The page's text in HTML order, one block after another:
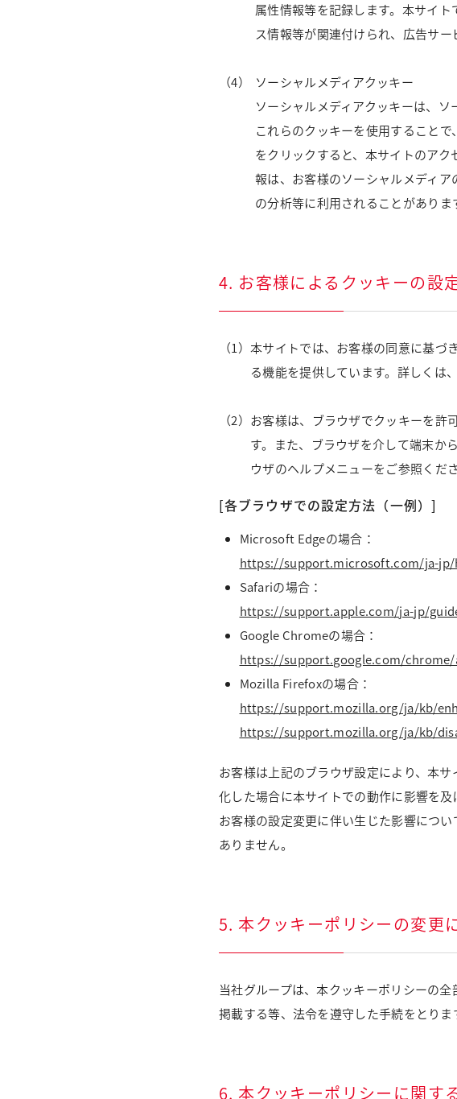
属性情報等を記録します。本サイ
ス情報等が関連付けられ、広告サー
ソーシャルメディアクッキー
ソーシャルメディアクッキーは、
これらのクッキーを使用すること
をクリックすると、本サイトのア
報は、お客様のソーシャルメディ
の分析等に利用されることがありま
4. お客様によるクッキーの設
（1） 本サイトでは、お客様の同意に基づ
る機能を提供しています。詳しくは
（2） お客様は、ブラウザでクッキーを許
す。また、ブラウザを介して端末か
ウザのヘルプメニューをご参照くださ
[各ブラウザでの設定方法（一例）]
Microsoft Edgeの場合：
https://support.microsoft.com/ja-jp/
Safariの場合：
https://support.apple.com/ja-jp/
Google Chromeの場合：
https://support.google.com/chrome/
Mozilla Firefoxの場合：
https://support.mozilla.org/ja/kb/
https://support.mozilla.org/ja/kb/
お客様は上記のブラウザ設定により、本
化した場合に本サイトでの動作に影響を
お客様の設定変更に伴い生じた影響につ
ありません。
5. 本クッキーポリシーの変更
当社グループは、本クッキーポリシーの
掲載する等、法令を遵守した手続をとりま
6. 本クッキーポリシーに関す